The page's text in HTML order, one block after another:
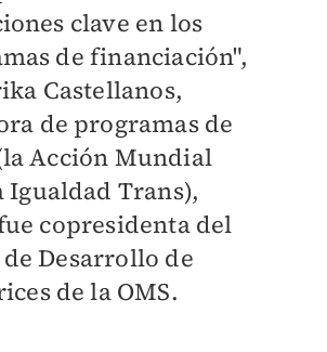
clave en los
de financiación",
Castellanos,
de programas de
Acción Mundial
Igualdad Trans),
copresidenta del
Desarrollo de
de la OMS.